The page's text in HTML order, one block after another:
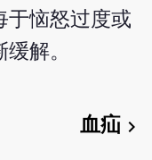
于恼怒过度或
解。
血疝 chevron_right